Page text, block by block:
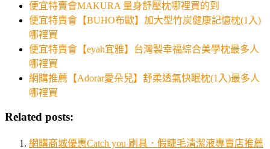
便宜特賣會MAKURA 量身舒壓枕哪裡買的到
便宜特賣會【BUHO布歐】加大型竹炭健康記憶枕(1入)
哪裡買
便宜特賣會【eyah宜雅】台灣製幸福綜合美學枕最多人
哪裡買
網購推薦【Adorar愛朵兒】舒柔透氣快眠枕(1入)最多人
哪裡買
Related posts:
網購商城優惠Catch you 刷具．假睫毛清潔液專賣店推薦